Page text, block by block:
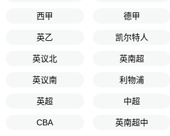
西甲 德甲
英乙 凯尔特人
英议北 英南超
英议南 利物浦
英超 中超
CBA 英南超中